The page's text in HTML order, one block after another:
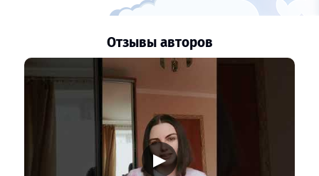
Отзывы авторов
▶